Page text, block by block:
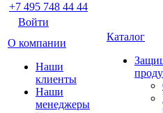
+7 495 748 44 44
Войти
О компании
Наши
клиенты
Наши
менеджеры
Каталог